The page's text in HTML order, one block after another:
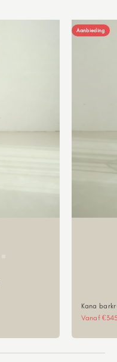
Aanbieding
Kana
Vanaf